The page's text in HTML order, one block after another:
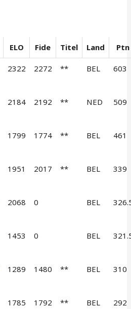
ELO Fide Titel Land Ptn
2322 2272 ** BEL 603
2184 2192 ** NED 509
1799 1774 ** BEL 461
1951 2017 ** BEL 339
2068 0 BEL
1453 0 BEL
1289 1480 ** BEL 310
1785 1792 ** BEL 292